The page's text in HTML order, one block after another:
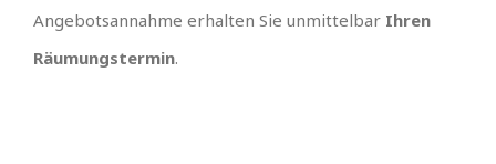
Angebotsannahme erhalten Sie unmittelbar Ihren
Räumungstermin.